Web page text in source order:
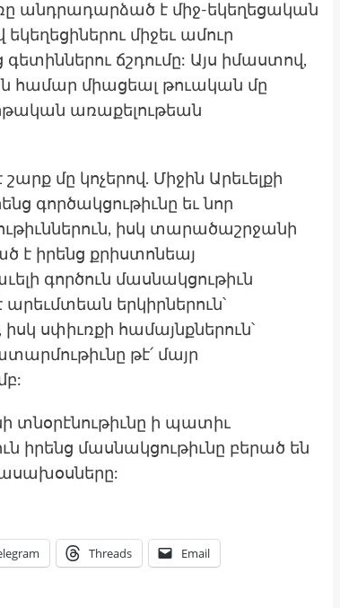
անդրադարձած է միջ-եկեղեցական
միջեւ ամուր
ճշդումը: Այս իմաստով,
համար միացեալ թուական մը
առաքելութեան
մը կոչերով. Միջին Արեւելքի
գործակցութիւնը եւ նոր
իսկ տարածաշրջանի
իրենց քրիստոնեայ
գործուն մասնակցութիւն
արեւմտեան երկիրներուն՝
սփիւռքի համայնքներուն՝
թէ՛ մայր
տնօրէնութիւնը ի պատիւ
իրենց մասնակցութիւնը բերած են
Threads Email